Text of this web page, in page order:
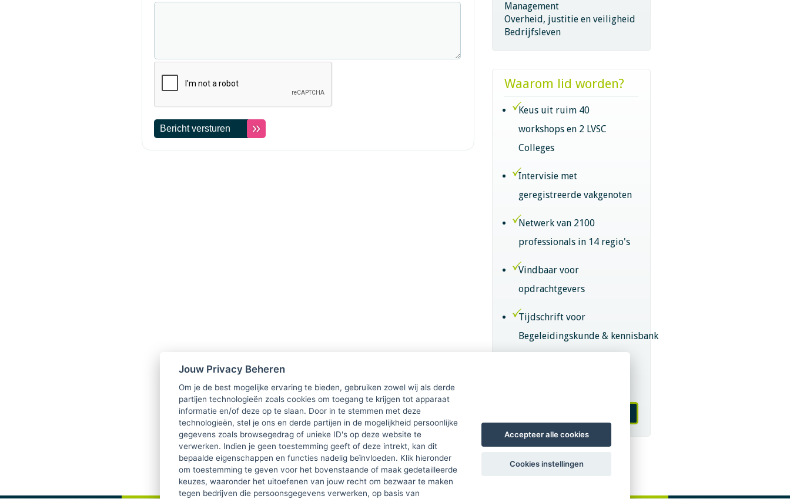
Management
Overheid, justitie en veiligheid
Bedrijfsleven
Waarom lid worden?
Keus uit ruim 40
workshops en 2 LVSC
Colleges
Intervisie met
geregistreerde vakgenoten
Netwerk van 2100
professionals in 14 regio's
Vindbaar voor
opdrachtgevers
Tijdschrift voor
Begeleidingskunde & kennisbank
Jouw Privacy Beheren
Om je de best mogelijke ervaring te bieden, gebruiken zowel wij als derde
partijen technologieën zoals cookies om toegang te krijgen tot apparaat
informatie en/of deze op te slaan. Door in te stemmen met deze
technologieën, stel je ons en derde partijen in de mogelijkheid persoonlijke
gegevens zoals browsegedrag of unieke ID's op deze website te
verwerken. Indien je geen toestemming geeft of deze intrekt, kan dit
bepaalde eigenschappen en functies nadelig beïnvloeden. Klik hieronder
om toestemming te geven voor het bovenstaande of maak gedetailleerde
keuzes, waaronder het uitoefenen van jouw recht om bezwaar te maken
tegen bedrijven die persoonsgegevens verwerken, op basis van
Accepteer alle cookies
Cookies instellingen